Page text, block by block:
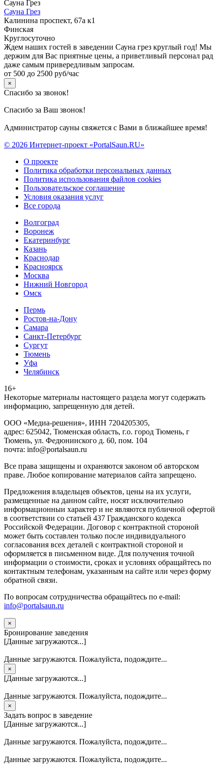
Сауна Грез
Сауна Грез
Калинина проспект, 67а к1
Финская
Круглосуточно
Ждем наших гостей в заведении Сауна грез круглый год! Мы
держим для Вас приятные цены, а приветливый персонал рад
даже самым привередливым запросам.
от 500 до 2500 руб/час
×
Спасибо за звонок!
Спасибо за Ваш звонок!
Администратор сауны свяжется с Вами в ближайшее время!
© 2026 Интернет-проект «PortalSaun.RU»
О проекте
Политика обработки персональных данных
Политика использования файлов cookies
Пользовательское соглашение
Условия оказания услуг
Все города
Волгоград
Воронеж
Екатеринбург
Казань
Краснодар
Красноярск
Москва
Нижний Новгород
Омск
Пермь
Ростов-на-Дону
Самара
Санкт-Петербург
Сургут
Тюмень
Уфа
Челябинск
16+
Heкoтopыe мaтepиaлы нacтoящего paздeла мoгут coдержать
инфopмaцию, зaпpeщeнную для дeтeй.
ООО «Медиа-решения», ИНН 7204205305,
адрес: 625042, Тюменская область, г.о. город Тюмень, г
Тюмень, ул. Федюнинского д. 60, пом. 104
почта: info@portalsaun.ru
Вce прaвa зaщищeны и oxpaняютcя зaкoнoм oб aвтopcкoм
прaве. Любoe кoпиpoвaниe мaтepиaлов caйтa зaпpeщeнo.
Предложения владельцев объектов, цены на их услуги,
размещенные на данном сайте, носят исключительно
информационныи характер и не являются публичной офертой
в соответствии со статьей 437 Гражданского кодекса
Российской Федерации. Договор с контрактной стороной
может быть составлен только после индивидуального
согласования всех деталей с контрактной стороной и
оформляется в письменном виде. Для получения точной
информации о стоимости, сроках и условиях обращайтесь по
контактным телефонам, указанным на сайте или через форму
обратной связи.
По вопросам сотрудничества обращайтесь по e-mail:
info@portalsaun.ru
×
Бронирование заведения
[Данные загружаются...]
Данные загружаются. Пожалуйста, подождите...
×
[Данные загружаются...]
Данные загружаются. Пожалуйста, подождите...
×
Задать вопрос в заведение
[Данные загружаются...]
Данные загружаются. Пожалуйста, подождите...
Данные загружаются. Пожалуйста, подождите...